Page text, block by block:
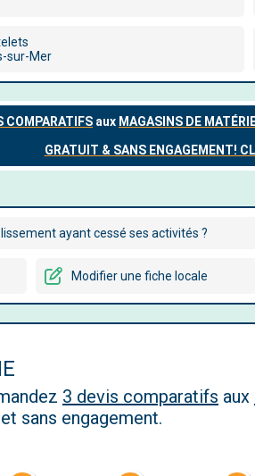
sur-Mer
ayant cessé ses activités ?
Modifier une fiche locale
3 devis comparatifs aux
sans engagement.